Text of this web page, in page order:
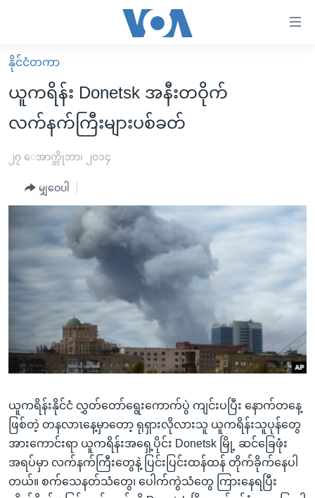
လွယ်ကူ
စေ
များ
အကြောင်းအရာ
စာမျက်နှာ
သို့
ကြည့်
ရန်
မူလစာမျက်နှာ
မြန်မာ
ကမ္ဘာ့သတင်းများ
နိုင်ငံတကာ
အစ္စရေး-ပါလက်စတိုင်း
ရပ်ဝန်းတခု လမ်းတခု အလွန်
အင်္ဂလိပ်စာလေ့လာမယ်
အမေရိကန်သုံးအီဒီယံ
မကြေးမုံရဲ့ အင်္ဂလိပ်စာ
ရုပ်ရှင်ထဲက အင်္ဂလိပ်စာ
သုတပဒေသာ အင်္ဂလိပ်စာ
အပတ်စဉ်ကဏ္ဍများ
ရေဒီယိုနှင့်ရုပ်သံ အချက်အလက်များ
ရေဒီယို/တီဗွီအစီအစဉ်
Learning English
ဗွီအိုအေ လူမှုကွန်ယက်များ
ဘာသာစကားများ
နိုင်ငံတကာ
ယူကရိန်း Donetsk အနီးတဝိုက်
လက်နက်ကြီးများပစ်ခတ်
၂၇ ေအာက္တိုဘာ၊ ၂၀၁၄
မျှဝေပါ
ယူကရိန်းနိုင်ငံ လွှတ်တော်ရွေးကောက်ပွဲ ကျင်းပပြီး နောက်တနေ့
ဖြစ်တဲ့ တနလာၤနေ့မှာတော့ ရုရှားလိုလားသူ ယူကရိန်းသူပုန်တွေ
အားကောင်းရာ ယူကရိန်းအရှေ့ပိုင်း Donetsk မြို့ ဆင်ခြေဖုံး
အရပ်မှာ လက်နက်ကြီးတွေနဲ့ ပြင်းပြင်းထန်ထန် တိုက်ခိုက်နေပါ
တယ်။ စက်သေနတ်သံတွေ၊ ပေါက်ကွဲသံတွေ ကြားနေရပြီး